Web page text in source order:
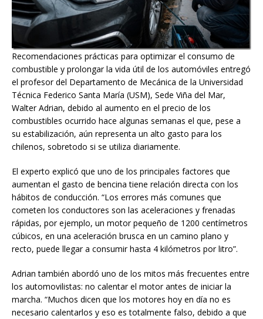
Recomendaciones prácticas para optimizar el consumo de
combustible y prolongar la vida útil de los automóviles entregó
el profesor del Departamento de Mecánica de la Universidad
Técnica Federico Santa María (USM), Sede Viña del Mar,
Walter Adrian, debido al aumento en el precio de los
combustibles ocurrido hace algunas semanas el que, pese a
su estabilización, aún representa un alto gasto para los
chilenos, sobretodo si se utiliza diariamente.
El experto explicó que uno de los principales factores que
aumentan el gasto de bencina tiene relación directa con los
hábitos de conducción. “Los errores más comunes que
cometen los conductores son las aceleraciones y frenadas
rápidas, por ejemplo, un motor pequeño de 1200 centímetros
cúbicos, en una aceleración brusca en un camino plano y
recto, puede llegar a consumir hasta 4 kilómetros por litro”.
Adrian también abordó uno de los mitos más frecuentes entre
los automovilistas: no calentar el motor antes de iniciar la
marcha. “Muchos dicen que los motores hoy en día no es
necesario calentarlos y eso es totalmente falso, debido a que